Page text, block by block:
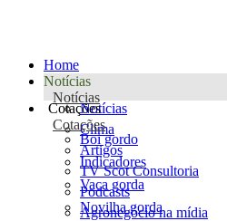
Home
Notícias
Notícias
Notícias
Clima
Artigos
TV Scot Consultoria
Podcasts
Agronegócio na mídia
Cotações
Cotações
Boi gordo
Indicadores
Vaca gorda
Novilha gorda